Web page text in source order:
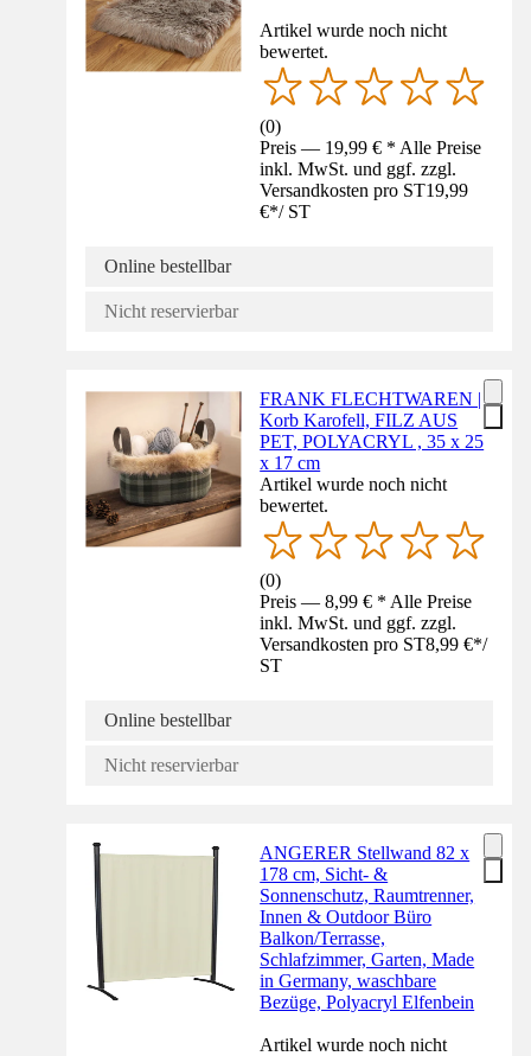
Artikel wurde noch nicht
bewertet.
(0)
Preis — 19,99 € * Alle Preise
inkl. MwSt. und ggf. zzgl.
Versandkosten pro ST19,99
€*/ ST
Online bestellbar
Nicht reservierbar
FRANK FLECHTWAREN |
Korb Karofell, FILZ AUS
PET, POLYACRYL , 35 x 25
x 17 cm
Artikel wurde noch nicht
bewertet.
(0)
Preis — 8,99 € * Alle Preise
inkl. MwSt. und ggf. zzgl.
Versandkosten pro ST8,99 €*/
ST
Online bestellbar
Nicht reservierbar
ANGERER Stellwand 82 x
178 cm, Sicht- &
Sonnenschutz, Raumtrenner,
Innen & Outdoor Büro
Balkon/Terrasse,
Schlafzimmer, Garten, Made
in Germany, waschbare
Bezüge, Polyacryl Elfenbein
Artikel wurde noch nicht